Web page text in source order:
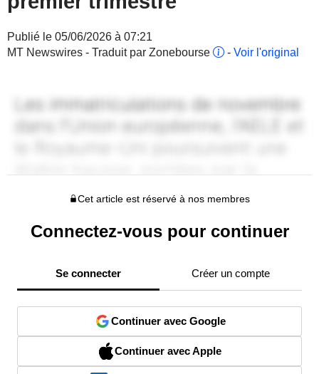
Publié le 05/06/2026 à 07:21
MT Newswires - Traduit par Zonebourse
- Voir l'original
Cet article est réservé à nos membres
Connectez-vous pour continuer
Se connecter Créer un compte
Continuer avec Google
Continuer avec Apple